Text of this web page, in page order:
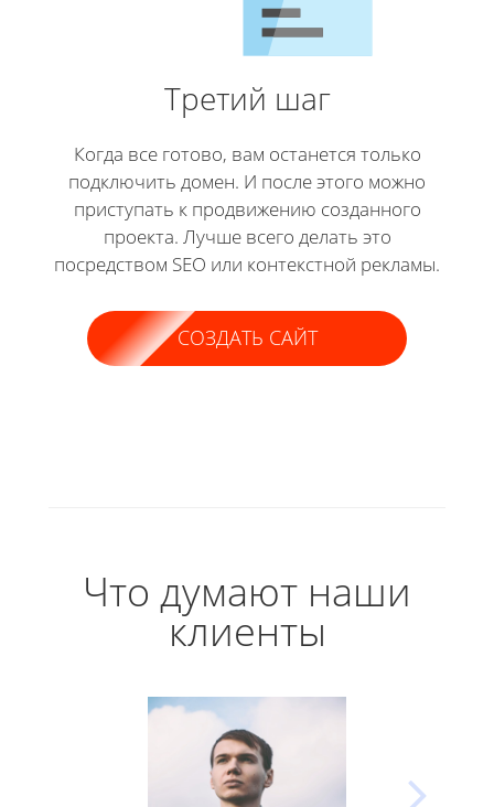
Третий шаг
Когда все готово, вам останется только
подключить домен. И после этого можно
приступать к продвижению созданного
проекта. Лучше всего делать это
посредством SEO или контекстной рекламы.
СОЗДАТЬ САЙТ
Что думают наши
клиенты